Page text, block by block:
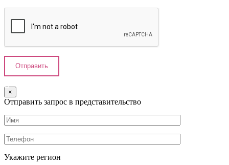
×
Отправить запрос в представительство
Укажите регион